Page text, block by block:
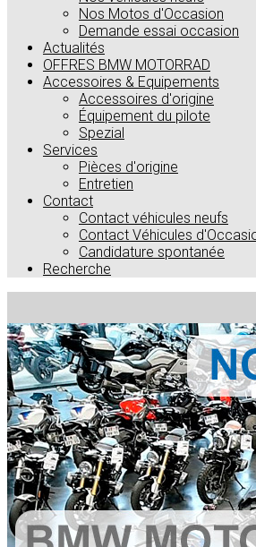
Nos Motos d'Occasion
Demande essai occasion
Actualités
OFFRES BMW MOTORRAD
Accessoires & Equipements
Accessoires d'origine
Équipement du pilote
Spezial
Services
Pièces d'origine
Entretien
Contact
Contact véhicules neufs
Contact Véhicules
Candidature spontanée
Recherche